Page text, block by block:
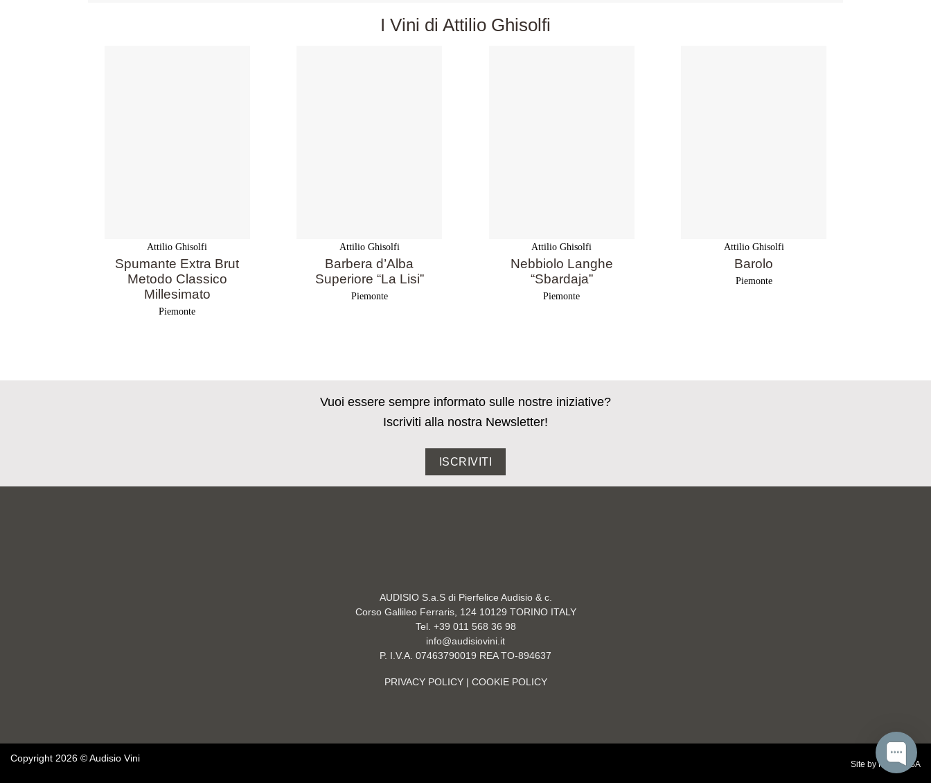
I Vini di Attilio Ghisolfi
Attilio Ghisolfi
Spumante Extra Brut
Metodo Classico
Millesimato
Piemonte
Attilio Ghisolfi
Barbera d’Alba
Superiore “La Lisi”
Piemonte
Attilio Ghisolfi
Nebbiolo Langhe
“Sbardaja”
Piemonte
Attilio Ghisolfi
Barolo
Piemonte
Vuoi essere sempre informato sulle nostre iniziative?
Iscriviti alla nostra Newsletter!
ISCRIVITI
AUDISIO S.a.S di Pierfelice Audisio & c.
Corso Gallileo Ferraris, 124 10129 TORINO ITALY
Tel. +39 011 568 36 98
info@audisiovini.it
P. I.V.A. 07463790019 REA TO-894637
PRIVACY POLICY| COOKIE POLICY
Site byNEA MESA
Copyright 2026 © Audisio Vini